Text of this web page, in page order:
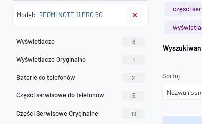
Model: REDMI NOTE 11 PRO 5G ✕
Wyświetlacze 6
Wyświetlacze Oryginalne 1
Baterie do telefonów 2
Części serwisowe do telefonów 5
Części Serwisowe Oryginalne 19
części
Sortuj